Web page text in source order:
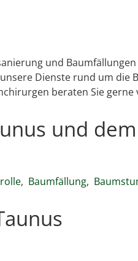
und
Dienste rund um
beraten Sie
und
, Baumfällung,